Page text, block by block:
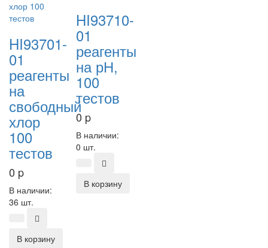
HI93701-
01
реагенты
на
свободный
хлор
100
тестов
0 p
В наличии:
36 шт.
В корзину
HI93710-
01
реагенты
на рН,
100
тестов
0 p
В наличии:
0 шт.
В корзину